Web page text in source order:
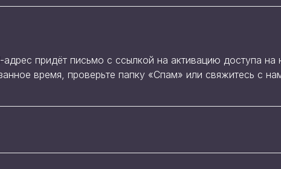
придёт письмо с ссылкой на активацию доступа
время, проверьте папку «Спам» или свяжитесь с